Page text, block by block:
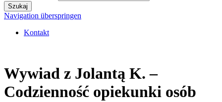
Szukaj
Navigation überspringen
Kontakt
Wywiad z Jolantą K. –
Codzienność opiekunki osób